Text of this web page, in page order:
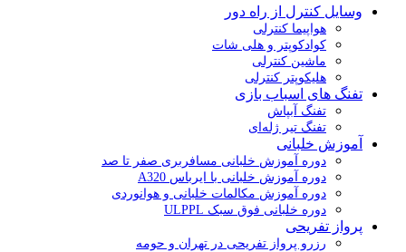
وسایل کنترل از راه دور
هواپیما کنترلی
کوادکوپتر و هلی شات
ماشین کنترلی
هلیکوپتر کنترلی
تفنگ های اسباب بازی
تفنگ آبپاش
تفنگ تیر ژله‌ای
آموزش خلبانی
دوره آموزش خلبانی مسافربری صفر تا صد
دوره آموزش خلبانی با ایرباس A320
دوره آموزش مکالمات خلبانی و هوانوردی
دوره خلبانی فوق سبک ULPPL
پرواز تفریحی
رزرو پرواز تفریحی در تهران و حومه